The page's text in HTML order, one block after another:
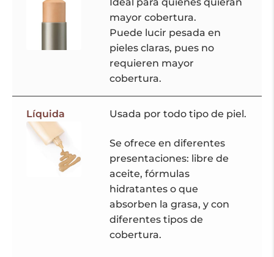
mayor cobertura.
Puede lucir pesada en
pieles claras, pues no
requieren mayor
cobertura.
Líquida Usada por todo tipo de piel.
Se ofrece en diferentes
presentaciones: libre de
aceite, fórmulas
hidratantes o que
absorben la grasa, y con
diferentes tipos de
cobertura.